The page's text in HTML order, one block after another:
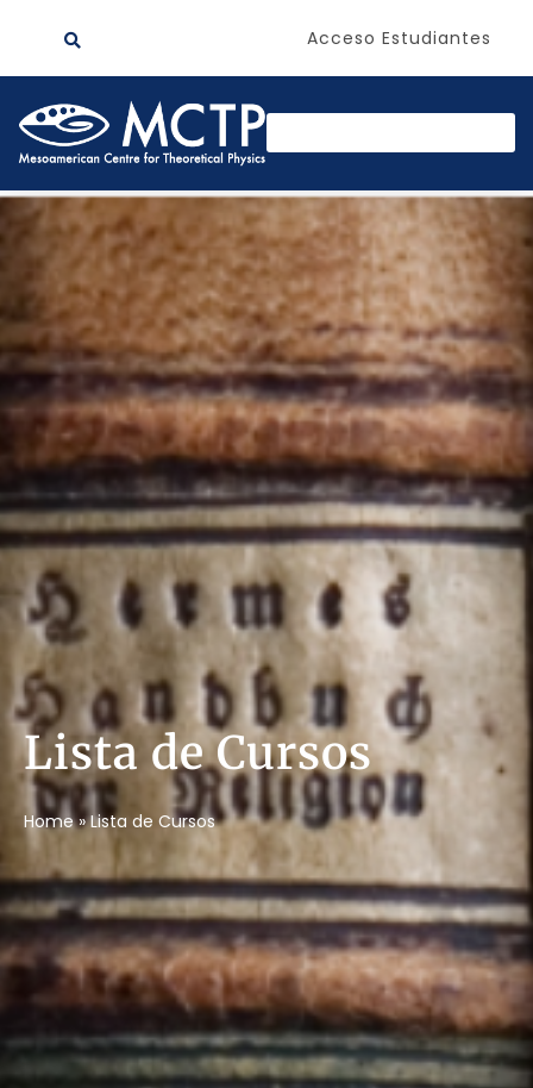
Acceso Estudiantes
Lista de Cursos
Home»Lista de Cursos